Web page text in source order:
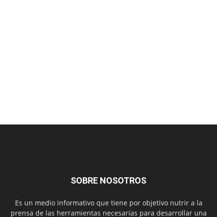
SOBRE NOSOTROS
Es un medio informativo que tiene por objetivo nutrir a la
prensa de las herramientas necesarias para desarrollar una